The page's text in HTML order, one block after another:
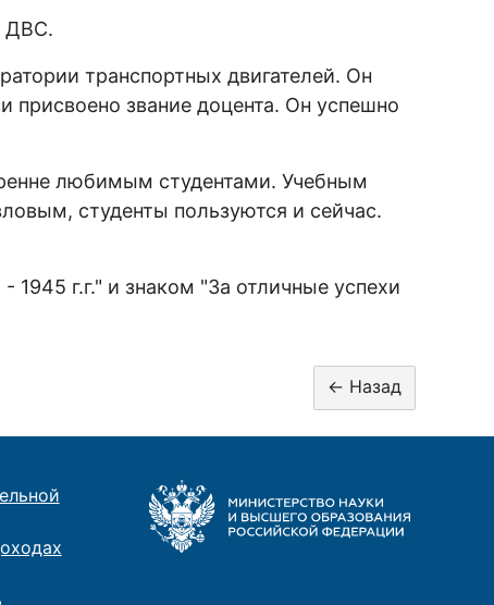
ДВС.
транспортных двигателей. Он
присвоено звание доцента. Он успешно
любимым студентами. Учебным
студенты пользуются и сейчас.
г.г." и знаком "За отличные успехи